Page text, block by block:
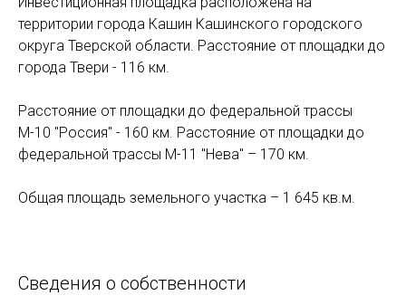
территории города Кашин Кашинского городского
округа Тверской области. Расстояние от площадки до
города Твери - 116 км.
Расстояние от площадки до федеральной трассы
М-10 "Россия" - 160 км. Расстояние от площадки до
федеральной трассы М-11 "Нева" – 170 км.
Общая площадь земельного участка – 1 645 кв.м.
Сведения о собственности